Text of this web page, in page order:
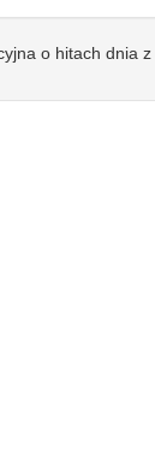
o hitach dnia